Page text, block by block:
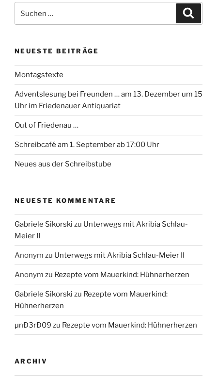
nach:
NEUESTE BEITRÄGE
Montagstexte
Adventslesung bei Freunden … am 13. Dezember um 15
Uhr im Friedenauer Antiquariat
Out of Friedenau …
Schreibcafé am 1. September ab 17:00 Uhr
Neues aus der Schreibstube
NEUESTE KOMMENTARE
Gabriele Sikorski zu Unterwegs mit Akribia Schlau-
Meier II
Anonym zu Unterwegs mit Akribia Schlau-Meier II
Anonym zu Rezepte vom Mauerkind: Hühnerherzen
Gabriele Sikorski zu Rezepte vom Mauerkind:
Hühnerherzen
µnÐ3rÐ09 zu Rezepte vom Mauerkind: Hühnerherzen
ARCHIV